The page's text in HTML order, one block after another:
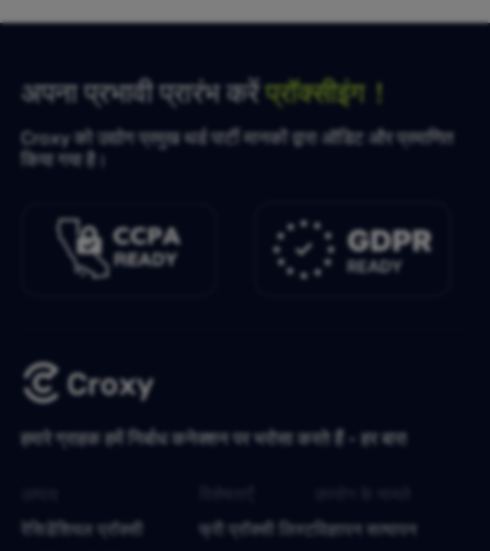
अपना प्रभावी प्रारंभ करेंप्रॉक्सीइंग！
Croxy को उद्योग प्रमुख थर्ड पार्टी मानकों द्वारा ऑडिट और प्रमाणित
किया गया है।
हमारे ग्राहक हमें निर्बाध कनेक्शन पर भरोसा करते हैं - हर बार!
रेसिडेंशियल प्रॉक्सी
फ्री प्रॉक्सी लिस्ट विज्ञापन सत्यापन